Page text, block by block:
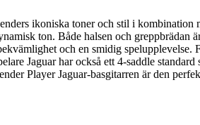
ikoniska toner och stil i kombination
ton. Både halsen och greppbrädan
och en smidig spelupplevelse.
Jaguar har också ett 4-saddle
Player Jaguar-basgitarren är den